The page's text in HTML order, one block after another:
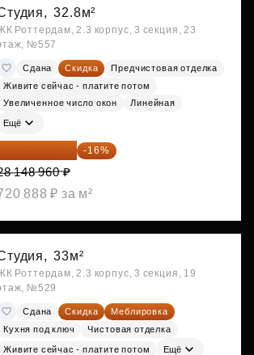
32.8м²
Роттердам, 2.3 корпус, 3 секция, 23
№557
Сдана Скидка
Предчистовая отделка
Живите сейчас - платите потом
Увеличенное число окон
Линейная
Ещё
23 645 126 ₽ -16%
148 960 ₽
888 ₽ за м²
33м²
Роттердам, 2.3 корпус, 3 секция, 19
№529
Сдана Скидка
Меблировка
Кухня под ключ
Чистовая отделка
Живите сейчас - платите потом Ещё